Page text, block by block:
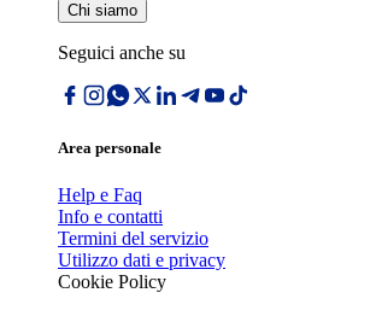
Chi siamo
Seguici anche su
Area personale
Help e Faq
Info e contatti
Termini del servizio
Utilizzo dati e privacy
Cookie Policy